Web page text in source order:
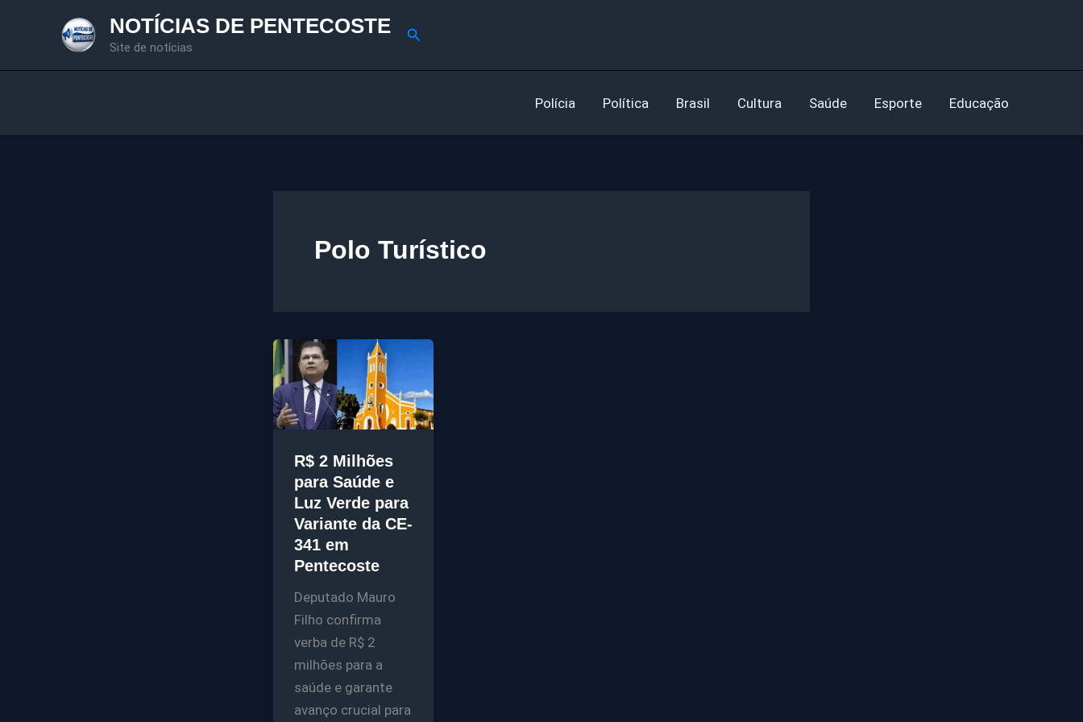
NOTÍCIAS DE PENTECOSTE
Site de notícias
Pesquisar
Polícia Política Brasil Cultura Saúde Esporte Educação
Polo Turístico
R$ 2 Milhões
para Saúde e
Luz Verde para
Variante da CE-
341 em
Pentecoste
Deputado Mauro
Filho confirma
verba de R$ 2
milhões para a
saúde e garante
avanço crucial para